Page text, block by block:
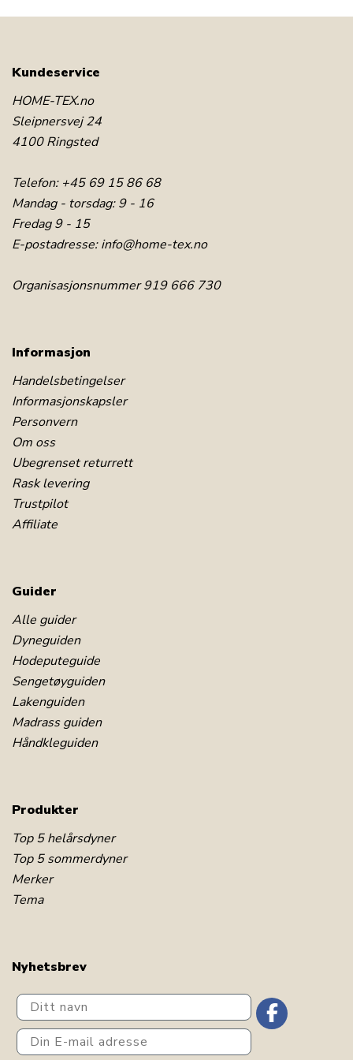
Kundeservice
HOME-TEX.no
Sleipnersvej 24
4100 Ringsted
Telefon: +45 69 15 86 68
Mandag - torsdag: 9 - 16
Fredag 9 - 15
E-postadresse:info@home-tex.no
Organisasjonsnummer 919 666 730
Informasjon
Handelsbetingelser
Informasjonskapsler
Personvern
Om oss
Ubegrenset returrett
Rask levering
Trustpilot
Affiliate
Guider
Alle guider
Dyneguiden
Hodeputeguide
Sengetøyguiden
Lakenguiden
Madrass guiden
Håndkleguiden
Produkter
Top 5 helårsdyner
Top 5 sommerdyner
Merker
Tema
Nyhetsbrev
Ditt navn
Din E-mail adresse